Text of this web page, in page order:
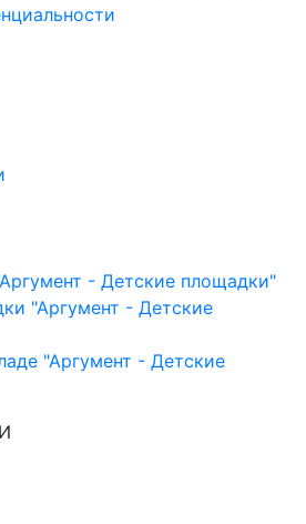
- Детские площадки"
"Аргумент - Детские
"Аргумент - Детские